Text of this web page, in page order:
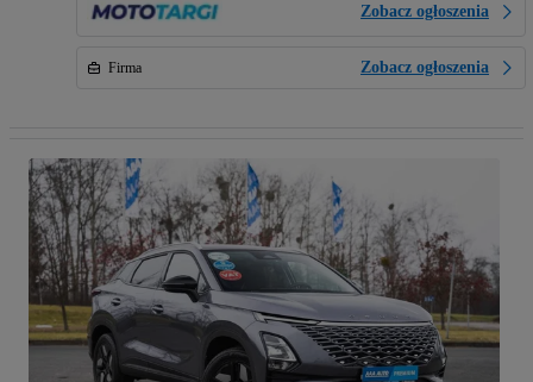
Zobacz ogłoszenia
Firma Zobacz ogłoszenia